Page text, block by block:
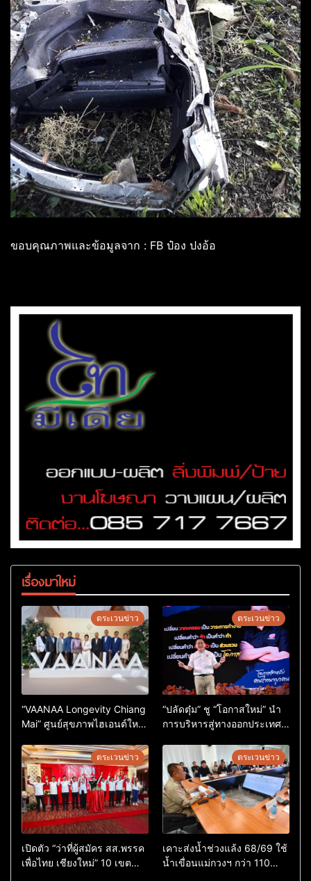
ขอบคุณภาพและข้อมูลจาก : FB ป๋อง ปงอ้อ
เรื่องมาใหม่
ตระเวนข่าว
“VAANAA Longevity Chiang
Mai” ศูนย์สุขภาพไฮเอนต์ใหญ่
ตระเวนข่าว
“ปลัดตุ๋ม” ชู “โอกาสใหม่” นำ
การบริหารสู่ทางออกประเทศ
ตระเวนข่าว
เปิดตัว “ว่าที่ผู้สมัคร สส.พรรค
เพื่อไทย เชียงใหม่” 10 เขต
ตระเวนข่าว
เคาะส่งน้ำช่วงแล้ง 68/69 ใช้
น้ำเขื่อนแม่กวงฯ กว่า 110